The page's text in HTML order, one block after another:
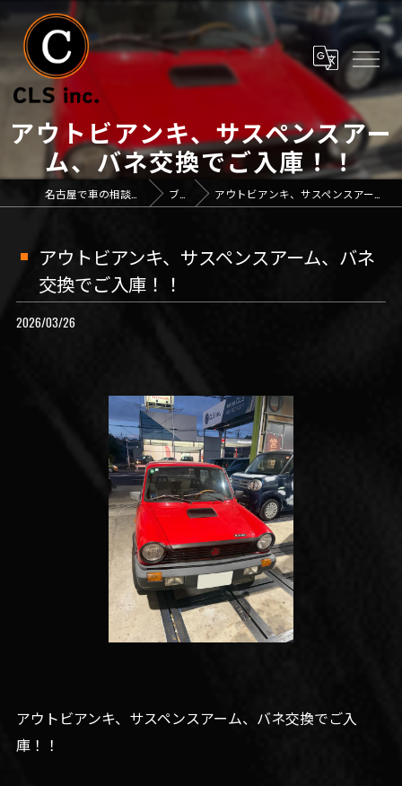
アウトビアンキ、サスペンスアー
ム、バネ交換でご入庫！！
ブログ アウトビアンキ、サスペンスアーム、バネ交換でご入庫！！
アウトビアンキ、サスペンスアーム、バネ
交換でご入庫！！
2026/03/26
アウトビアンキ、サスペンスアーム、バネ交換でご入
庫！！